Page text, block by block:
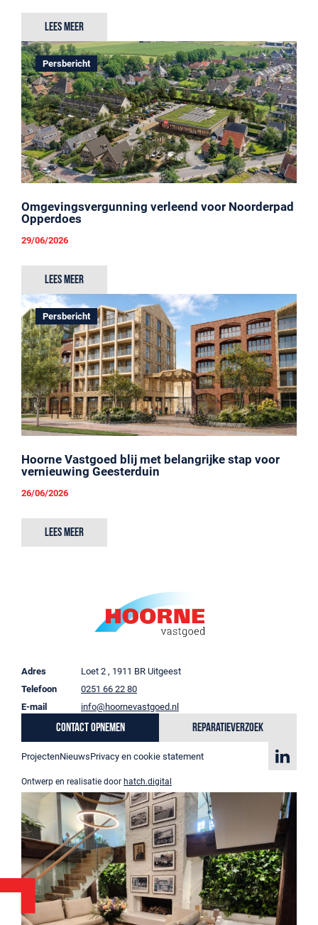
Lees meer
Persbericht
Omgevingsvergunning verleend voor Noorderpad
Opperdoes
29/06/2026
Lees meer
Persbericht
Hoorne Vastgoed blij met belangrijke stap voor
vernieuwing Geesterduin
26/06/2026
Lees meer
Adres
Loet 2 , 1911 BR Uitgeest
Telefoon
0251 66 22 80
E-mail
info@hoornevastgoed.nl
Contact opnemen Reparatieverzoek
ProjectenNieuwsPrivacy en cookie statement
Ontwerp en realisatie door hatch.digital